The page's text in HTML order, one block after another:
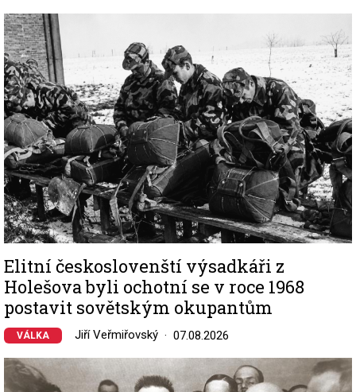
Image
Elitní českoslovenští výsadkáři z
Holešova byli ochotní se v roce 1968
postavit sovětským okupantům
VÁLKA Jiří Veřmiřovský 07.08.2026
Image